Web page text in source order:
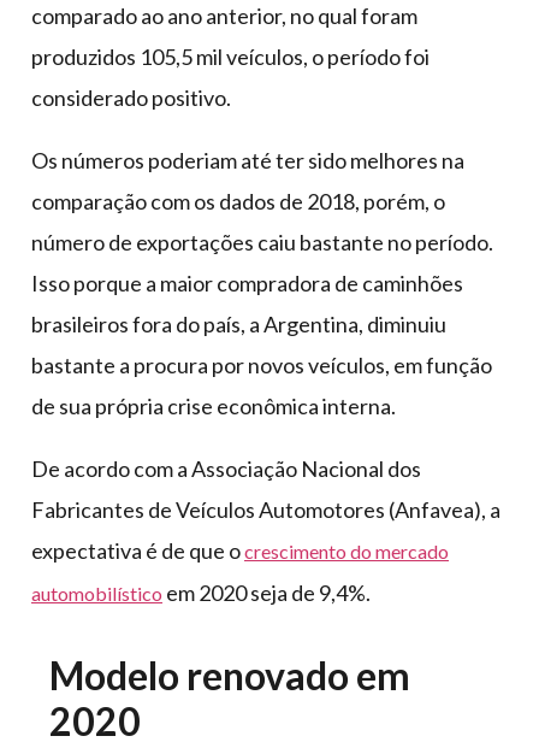
comparado ao ano anterior, no qual foram
produzidos 105,5 mil veículos, o período foi
considerado positivo.
Os números poderiam até ter sido melhores na
comparação com os dados de 2018, porém, o
número de exportações caiu bastante no período.
Isso porque a maior compradora de caminhões
brasileiros fora do país, a Argentina, diminuiu
bastante a procura por novos veículos, em função
de sua própria crise econômica interna.
De acordo com a Associação Nacional dos
Fabricantes de Veículos Automotores (Anfavea), a
expectativa é de que ocrescimento do mercado
automobilístico em 2020 seja de 9,4%.
Modelo renovado em
2020